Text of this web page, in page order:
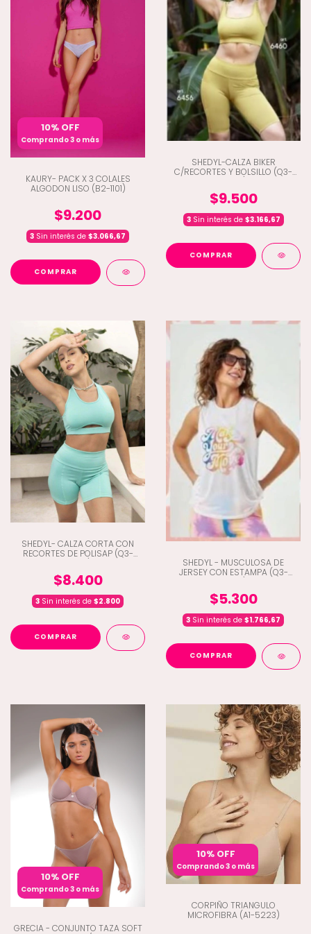
10% OFF
Comprando 3 o más
KAURY- PACK X 3 COLALES
ALGODON LISO (B2-1101)
$9.200
3 Sin interés de $3.066,67
COMPRAR
SHEDYL-CALZA BIKER
C/RECORTES Y BOLSILLO (Q3-
$9.500
3Sin interés de $3.166,67
COMPRAR
SHEDYL- CALZA CORTA CON
RECORTES DE POLISAP (Q3-
$8.400
3 Sin interés de $2.800
COMPRAR
SHEDYL - MUSCULOSA DE
JERSEY CON ESTAMPA (Q3-
$5.300
3 Sin interés de $1.766,67
COMPRAR
10% OFF
Comprando 3 o más
GRECIA - CONJUNTO TAZA SOFT
10% OFF
Comprando 3 o más
CORPIÑO TRIANGULO
MICROFIBRA (A1-5223)